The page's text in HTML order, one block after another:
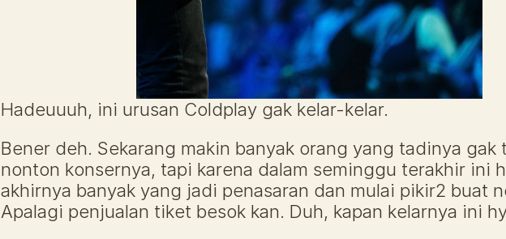
Hadeuuuh, ini urusan Coldplay gak kelar-kelar.
Bener deh. Sekarang makin banyak orang yang tadinya gak
nonton konsernya, tapi karena dalam seminggu terakhir ini
akhirnya banyak yang jadi penasaran dan mulai pikir2 buat
Apalagi penjualan tiket besok kan. Duh, kapan kelarnya ini